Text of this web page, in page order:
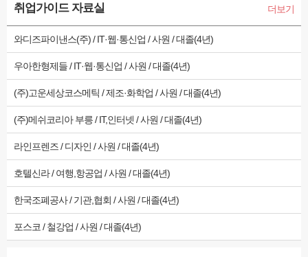
이번 특강은 외주 프로덕션의 현주소 진단 및 촬영
감독의…
취업가이드 자료실 더보기
와디즈파이낸스(주) / IT·웹·통신업 / 사원 / 대졸(4년)
우아한형제들 / IT·웹·통신업 / 사원 / 대졸(4년)
(주)고운세상코스메틱 / 제조·화학업 / 사원 / 대졸(4년)
(주)메쉬코리아 부릉 / IT,인터넷 / 사원 / 대졸(4년)
라인프렌즈 / 디자인 / 사원 / 대졸(4년)
호텔신라 / 여행,항공업 / 사원 / 대졸(4년)
한국조폐공사 / 기관,협회 / 사원 / 대졸(4년)
포스코 / 철강업 / 사원 / 대졸(4년)